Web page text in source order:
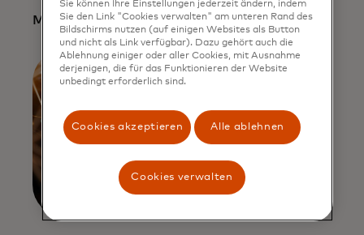
Mehr lesen
Sie können Ihre Einstellungen jederzeit ändern, indem
Sie den Link "Cookies verwalten" am unteren Rand des
Bildschirms nutzen (auf einigen Websites als Button
und nicht als Link verfügbar). Dazu gehört auch die
Ablehnung einiger oder aller Cookies, mit Ausnahme
derjenigen, die für das Funktionieren der Website
unbedingt erforderlich sind.
Cookies akzeptieren Alle ablehnen
Cookies verwalten